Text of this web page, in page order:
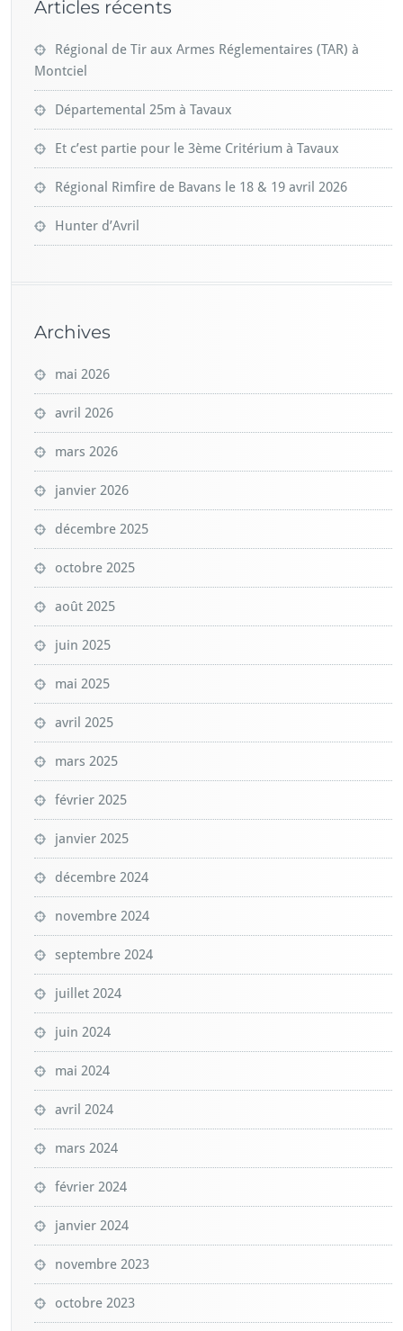
Articles récents
Régional de Tir aux Armes Réglementaires (TAR) à
Montciel
Départemental 25m à Tavaux
Et c’est partie pour le 3ème Critérium à Tavaux
Régional Rimfire de Bavans le 18 & 19 avril 2026
Hunter d’Avril
Archives
mai 2026
avril 2026
mars 2026
janvier 2026
décembre 2025
octobre 2025
août 2025
juin 2025
mai 2025
avril 2025
mars 2025
février 2025
janvier 2025
décembre 2024
novembre 2024
septembre 2024
juillet 2024
juin 2024
mai 2024
avril 2024
mars 2024
février 2024
janvier 2024
novembre 2023
octobre 2023